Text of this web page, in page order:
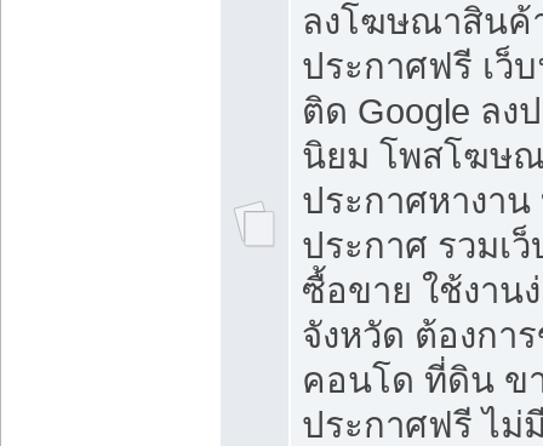
ลงโฆษณาสิน
ประกาศฟรี เว็
ติด Google ลง
นิยม โพสโฆษ
ประกาศหางาน
ประกาศ รวมเ
ซื้อขาย ใช้งาน
จังหวัด ต้องกา
คอนโด ที่ดิน ข
ประกาศฟรี ไม่